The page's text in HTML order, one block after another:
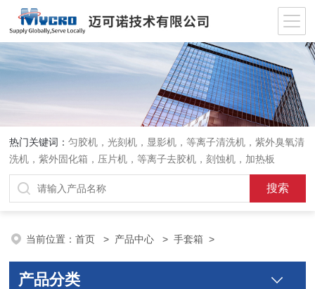
热门关键词：匀胶机，光刻机，显影机，等离子清洗机，紫外臭氧清
洗机，紫外固化箱，压片机，等离子去胶机，刻蚀机，加热板
当前位置：首页 > 产品中心 >手套箱 >
产品分类